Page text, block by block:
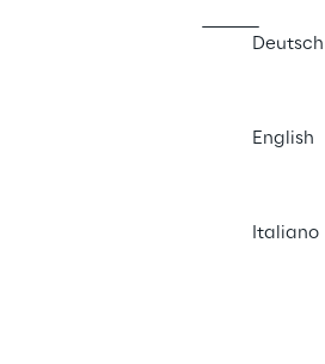
Deutsch
English
Italiano